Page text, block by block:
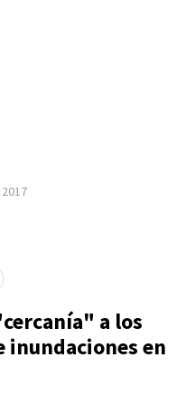
a los
inundaciones en